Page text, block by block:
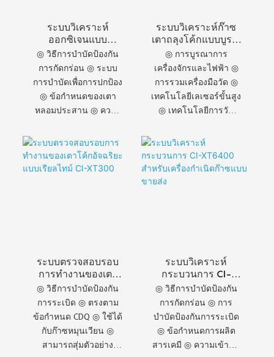
ระบบวิเคราะห์
ออกซิเจนแบบ
ออนไลน์สำหรับเตา
หลอมประสาน
คุณภาพสูง CI-
XT6003C
◎ วิธีการบำบัดป้องกัน
การกัดกร่อน ◎ ระบบ
การบำบัดเพื่อการปกป้อง
◎ ข้อกำหนดของเตา
หลอมประสาน ◎ ความ
◎ อุปกรณ์ทดสอบขั้นสูง
◎ รับประกัน
ประสิทธิภาพสูง ◎ รับ
ระบบวิเคราะห์ก๊าซ
เตาถลุงโค้กแบบบูรณ
าการระดับ
อุตสาหกรรม CI-
XT100-B
◎ การบูรณาการ
เครื่องจักรและไฟฟ้า ◎
การรวมเครื่องมือวัด ◎
เทคโนโลยีเลเซอร์ขั้นสูง
◎ เทคโนโลยีการวัด
ตัวอย่างก่อนการ
วิเคราะห์ ◎ เทคโนโลยี
ขั้นสูงระดับสากล ◎ การ
ทำให้บริสุทธิ์ของอุปกรณ์
ระบบตรวจสอบรอบ
การทำงานของเตา
โค้กอัจฉริยะแบบเรี
ยลไทม์ CI-XT300
◎ วิธีการบำบัดป้องกัน
การระเบิด ◎ ตรงตาม
ข้อกำหนด CDQ ◎ ใช้ได้
กับก๊าซหมุนเวียน ◎
สามารถสุ่มตัวอย่าง
ระบบวิเคราะห์
กระบวนการ CI-
XT6400 สำหรับ
เครื่องกำเนิดก๊าซแบบ
ขายส่ง
◎ วิธีการบำบัดป้องกัน
การกัดกร่อน ◎ การ
บำบัดป้องกันการระเบิด
◎ ข้อกำหนดการผลิต
สารเคมี ◎ ความเข้ากัน